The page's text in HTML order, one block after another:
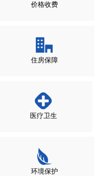
价格收费
住房保障
医疗卫生
环境保护